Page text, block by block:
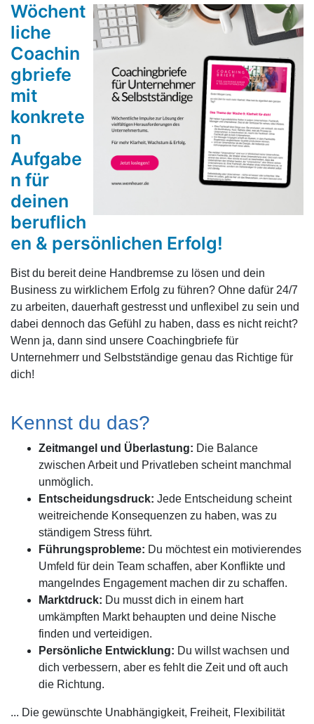
Wöchent
liche
Coachin
gbriefe
mit
konkrete
n
Aufgabe
n für
deinen
beruflich
en & persönlichen Erfolg!
Bist du bereit deine Handbremse zu lösen und dein
Business zu wirklichem Erfolg zu führen? Ohne dafür 24/7
zu arbeiten, dauerhaft gestresst und unflexibel zu sein und
dabei dennoch das Gefühl zu haben, dass es nicht reicht?
Wenn ja, dann sind unsere Coachingbriefe für
Unternehmerr und Selbstständige genau das Richtige für
dich!
Kennst du das?
Zeitmangel und Überlastung: Die Balance
zwischen Arbeit und Privatleben scheint manchmal
unmöglich.
Entscheidungsdruck: Jede Entscheidung scheint
weitreichende Konsequenzen zu haben, was zu
ständigem Stress führt.
Führungsprobleme: Du möchtest ein motivierendes
Umfeld für dein Team schaffen, aber Konflikte und
mangelndes Engagement machen dir zu schaffen.
Marktdruck: Du musst dich in einem hart
umkämpften Markt behaupten und deine Nische
finden und verteidigen.
Persönliche Entwicklung: Du willst wachsen und
dich verbessern, aber es fehlt die Zeit und oft auch
die Richtung.
... Die gewünschte Unabhängigkeit, Freiheit, Flexibilität